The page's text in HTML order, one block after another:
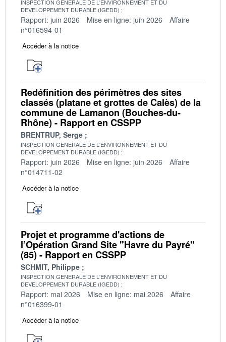
INSPECTION GENERALE DE L'ENVIRONNEMENT ET DU
DEVELOPPEMENT DURABLE (IGEDD)
Rapport: juin 2026 Mise en ligne: juin 2026
Affaire
n°016594-01
Accéder à la notice
Redéfinition des périmètres des sites
classés (platane et grottes de Calès) de la
commune de Lamanon (Bouches-du-
Rhône) - Rapport en CSSPP
BRENTRUP, Serge
INSPECTION GENERALE DE L'ENVIRONNEMENT ET DU
DEVELOPPEMENT DURABLE (IGEDD)
Rapport: juin 2026 Mise en ligne: juin 2026
Affaire
n°014711-02
Accéder à la notice
Projet et programme d'actions de
l’Opération Grand Site "Havre du Payré"
(85) - Rapport en CSSPP
SCHMIT, Philippe
INSPECTION GENERALE DE L'ENVIRONNEMENT ET DU
DEVELOPPEMENT DURABLE (IGEDD)
Rapport: mai 2026 Mise en ligne: mai 2026
Affaire
n°016399-01
Accéder à la notice